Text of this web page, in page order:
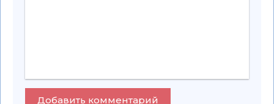
Добавить комментарий